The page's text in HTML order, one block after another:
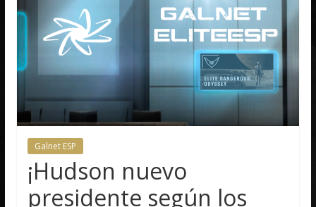
Galnet ESP
¡Hudson nuevo
presidente según los